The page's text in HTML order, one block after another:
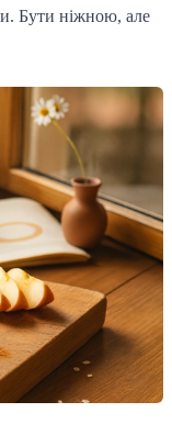
Бути ніжною, але